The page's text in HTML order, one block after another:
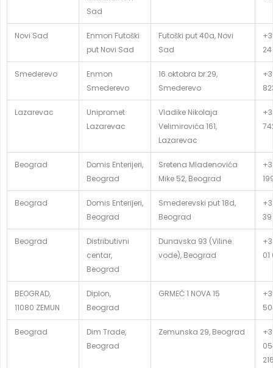
Sad
Novi Sad
Enmon Futoški
put Novi Sad
Futoški put 40a, Novi
Sad
24
Smederevo
Enmon
Smederevo
16.oktobra br.29,
Smederevo
Lazarevac
Unipromet
Lazarevac
Vladike Nikolaja
Velimirovića 161,
Lazarevac
Beograd
Domis Enterijeri,
Beograd
Sretena Mladenovića
Mike 52, Beograd
Beograd
Domis Enterijeri,
Beograd
Smederevski put 18d,
Beograd
Beograd
Distributivni
centar,
Beograd
Dunavska 93 (Viline
vode), Beograd
01
BEOGRAD,
11080 ZEMUN
Diplon,
Beograd
GRMEČ 1 NOVA 15
Beograd
Dim Trade,
Beograd
Zemunska 29, Beograd